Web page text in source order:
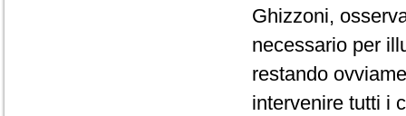
Ghizzoni,
necessario per
restando
intervenire tutti i